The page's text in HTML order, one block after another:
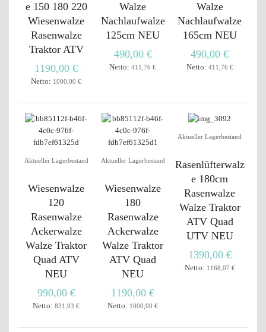
e 150 180 220
Wiesenwalze
Rasenwalze
Traktor ATV
1190,00 €
Netto: 1000,00 €
Walze
Nachlaufwalze
125cm NEU
490,00 €
Netto:411,76 €
Walze
Nachlaufwalze
165cm NEU
490,00 €
Netto: 411,76 €
Aktueller Lagerbestand
Wiesenwalze
120
Rasenwalze
Ackerwalze
Walze Traktor
Quad ATV
NEU
990,00 €
Netto:831,93 €
Aktueller Lagerbestand
Wiesenwalze
180
Rasenwalze
Ackerwalze
Walze Traktor
ATV Quad
NEU
1190,00 €
Netto: 1000,00 €
Aktueller Lagerbestand
Rasenlüfterwalz
e 180cm
Rasenwalze
Walze Traktor
ATV Quad
UTV NEU
1390,00 €
Netto: 1168,07 €